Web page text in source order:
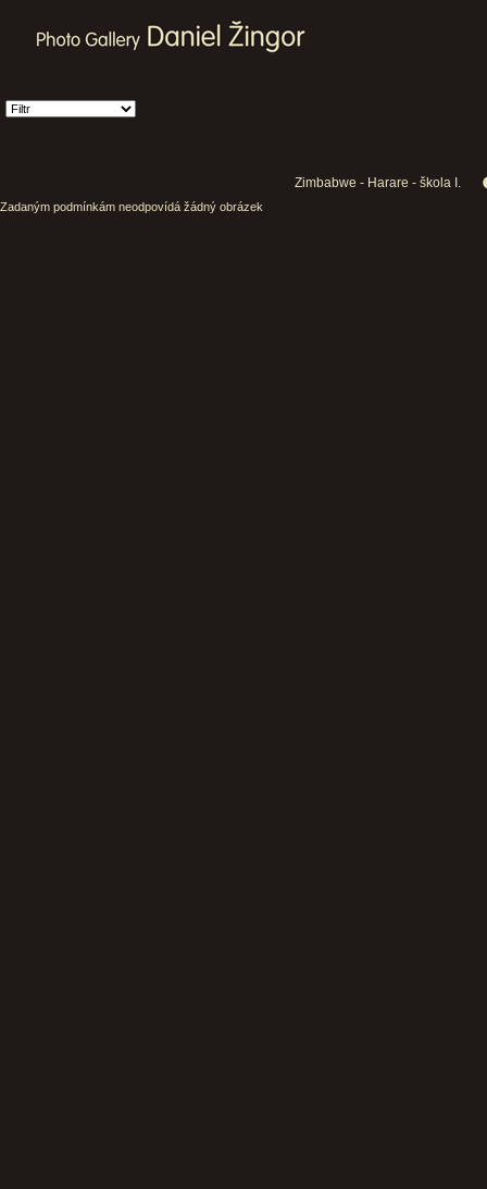
Zimbabwe - Harare - škola I.
Zadaným podmínkám neodpovídá žádný obrázek